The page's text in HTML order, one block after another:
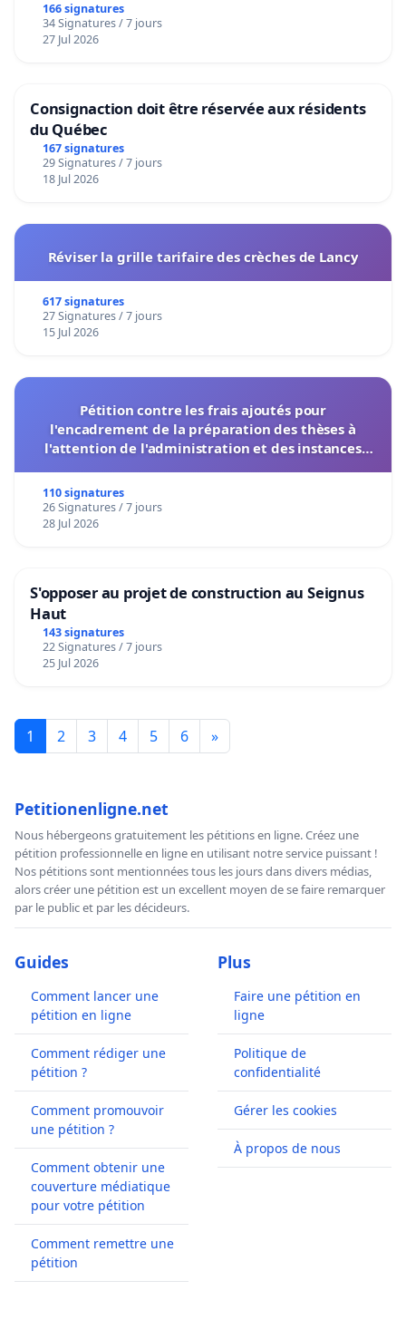
166 signatures
34 Signatures / 7 jours
27 Jul 2026
Consignaction doit être réservée aux résidents
du Québec
167 signatures
29 Signatures / 7 jours
18 Jul 2026
Réviser la grille tarifaire des crèches de Lancy
617 signatures
27 Signatures / 7 jours
15 Jul 2026
Pétition contre les frais ajoutés pour
l'encadrement de la préparation des thèses à
l'attention de l'administration et des instances
110 signatures
26 Signatures / 7 jours
28 Jul 2026
S'opposer au projet de construction au Seignus
Haut
143 signatures
22 Signatures / 7 jours
25 Jul 2026
1 2 3 4 5 6 »
Petitionenligne.net
Nous hébergeons gratuitement les pétitions en ligne. Créez une
pétition professionnelle en ligne en utilisant notre service puissant !
Nos pétitions sont mentionnées tous les jours dans divers médias,
alors créer une pétition est un excellent moyen de se faire remarquer
par le public et par les décideurs.
Guides
Comment lancer une
pétition en ligne
Comment rédiger une
pétition ?
Comment promouvoir
une pétition ?
Comment obtenir une
couverture médiatique
pour votre pétition
Comment remettre une
pétition
Plus
Faire une pétition en
ligne
Politique de
confidentialité
Gérer les cookies
À propos de nous